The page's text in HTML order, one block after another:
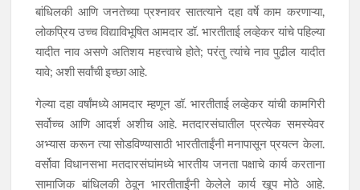
बांधिलकी आणि जनतेच्या प्रश्नावर सातत्याने दहा वर्षे काम करणाऱ्या,
लोकप्रिय उच्च विद्याविभूषित आमदार डॉ. भारतीताई लव्हेकर यांचे पहिल्या
यादीत नाव असणे अतिशय महत्त्वाचे होते; परंतु त्यांचे नाव पुढील यादीत
यावे; अशी सर्वांची इच्छा आहे.
गेल्या दहा वर्षांमध्ये आमदार म्हणून डॉ. भारतीताई लव्हेकर यांची कामगिरी
सर्वोच्च आणि आदर्श अशीच आहे. मतदारसंघातील प्रत्येक समस्येवर
अभ्यास करून त्या सोडविण्यासाठी भारतीताईंनी मनापासून प्रयत्न केला.
वर्सोवा विधानसभा मतदारसंघांमध्ये भारतीय जनता पक्षाचे कार्य करताना
सामाजिक बांधिलकी ठेवून भारतीताईंनी केलेले कार्य खूप मोठे आहे.